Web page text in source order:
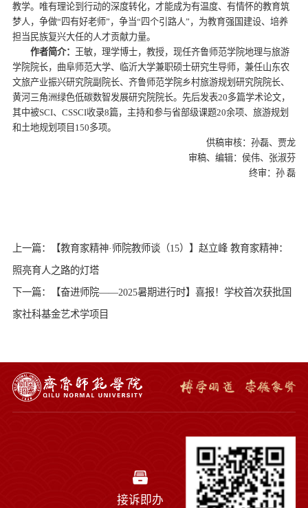
教学。唯有理论到行动的深度转化，才能成为有温度、有情怀的教育筑
梦人，争做“四有好老师”，争当“四个引路人”，为教育强国建设、培养
担当民族复兴大任的人才贡献力量。
作者简介：
王敏，理学博士，教授，现任齐鲁师范学院地理与旅游
学院院长，曲阜师范大学、临沂大学兼职硕士研究生导师，兼任山东农
文旅产业振兴研究院副院长、齐鲁师范学院乡村旅游规划研究院院长、
黄河三角洲绿色低碳数智发展研究院院长。先后发表20多篇学术论文，
其中被SCI、CSSCI收录8篇，主持和参与省部级课题20余项、旅游规划
和土地规划项目150多项。
供稿审核：孙磊、贾龙
审稿、编辑：侯伟、张淑芬
终审：孙 磊
上一篇：【教育家精神·师院教师谈（15）】赵立峰 教育家精神：
照亮育人之路的灯塔
下一篇：【奋进师院——2025暑期进行时】喜报！学校首次获批国
家社科基金艺术学项目
接诉即办